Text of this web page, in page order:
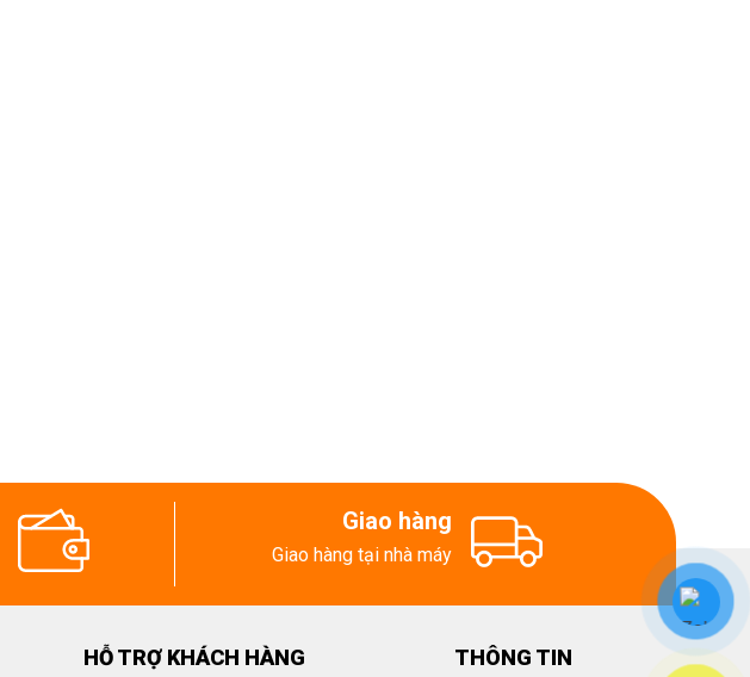
Giao hàng
Giao hàng tại nhà máy
HỖ TRỢ KHÁCH HÀNG THÔNG TIN